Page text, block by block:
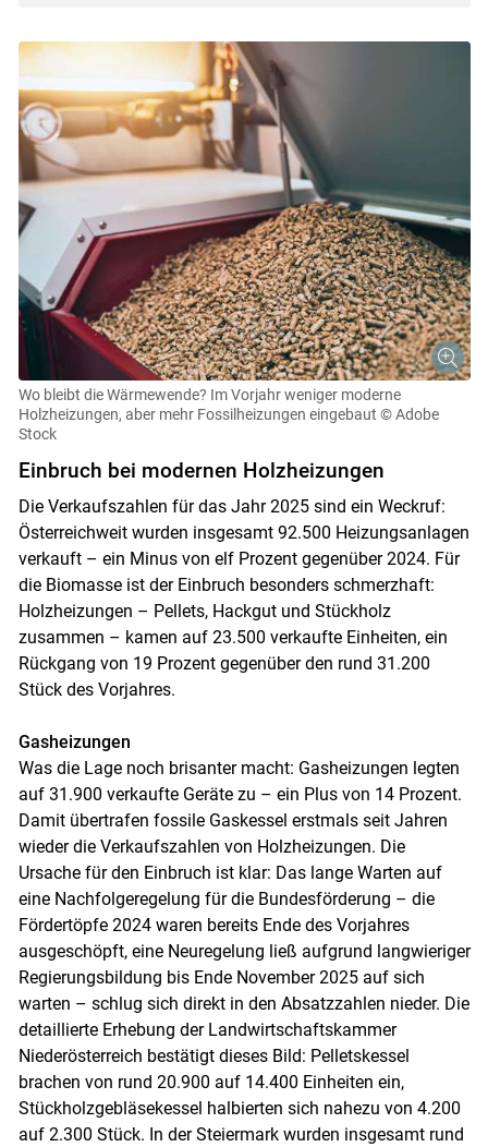
Wo bleibt die Wärmewende? Im Vorjahr weniger moderne
Holzheizungen, aber mehr Fossilheizungen eingebaut © Adobe
Stock
Einbruch bei modernen Holzheizungen
Die Verkaufszahlen für das Jahr 2025 sind ein Weckruf:
Österreichweit wurden insgesamt 92.500 Heizungsanlagen
verkauft – ein Minus von elf Prozent gegenüber 2024. Für
die Biomasse ist der Einbruch besonders schmerzhaft:
Holzheizungen – Pellets, Hackgut und Stückholz
zusammen – kamen auf 23.500 verkaufte Einheiten, ein
Rückgang von 19 Prozent gegenüber den rund 31.200
Stück des Vorjahres.
Gasheizungen
Was die Lage noch brisanter macht: Gasheizungen legten
auf 31.900 verkaufte Geräte zu – ein Plus von 14 Prozent.
Damit übertrafen fossile Gaskessel erstmals seit Jahren
wieder die Verkaufszahlen von Holzheizungen. Die
Ursache für den Einbruch ist klar: Das lange Warten auf
eine Nachfolgeregelung für die Bundesförderung – die
Fördertöpfe 2024 waren bereits Ende des Vorjahres
ausgeschöpft, eine Neuregelung ließ aufgrund langwieriger
Regierungsbildung bis Ende November 2025 auf sich
warten – schlug sich direkt in den Absatzzahlen nieder. Die
detaillierte Erhebung der Landwirtschaftskammer
Niederösterreich bestätigt dieses Bild: Pelletskessel
brachen von rund 20.900 auf 14.400 Einheiten ein,
Stückholzgebläsekessel halbierten sich nahezu von 4.200
auf 2.300 Stück. In der Steiermark wurden insgesamt rund